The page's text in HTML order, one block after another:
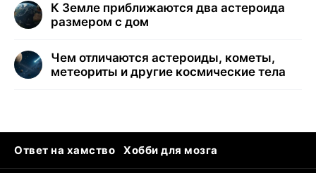
К Земле приближаются два астероида
размером с дом
Чем отличаются астероиды, кометы,
метеориты и другие космические тела
Ответ на хамство
Хобби для мозга
Бензин 100 vs 95
Тунцы в океанариуме